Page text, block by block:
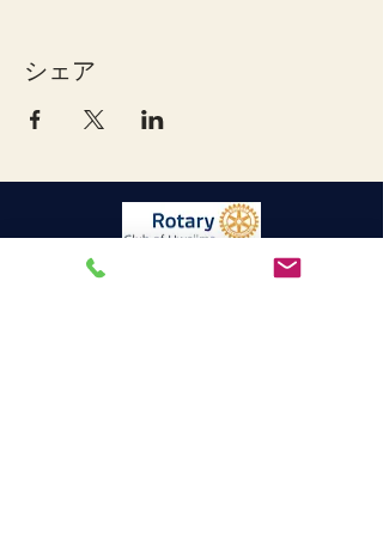
シェア
宇和島ロータリークラブ